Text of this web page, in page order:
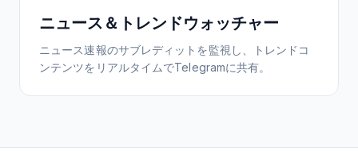
ニュース＆トレンドウォッチャー
ニュース速報のサブレディットを監視し、トレンドコ
ンテンツをリアルタイムでTelegramに共有。